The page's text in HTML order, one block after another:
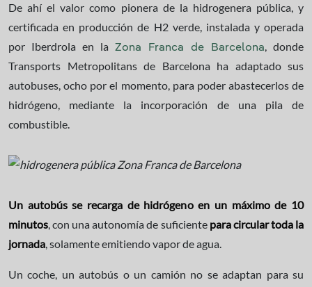
De ahí el valor como pionera de la hidrogenera pública, y
certificada en producción de H2 verde, instalada y operada
por Iberdrola en la Zona Franca de Barcelona, donde
Transports Metropolitans de Barcelona ha adaptado sus
autobuses, ocho por el momento, para poder abastecerlos de
hidrógeno, mediante la incorporación de una pila de
combustible.
Un autobús se recarga de hidrógeno en un máximo de 10
minutos, con una autonomía de suficiente para circular toda la
jornada, solamente emitiendo vapor de agua.
Un coche, un autobús o un camión no se adaptan para su